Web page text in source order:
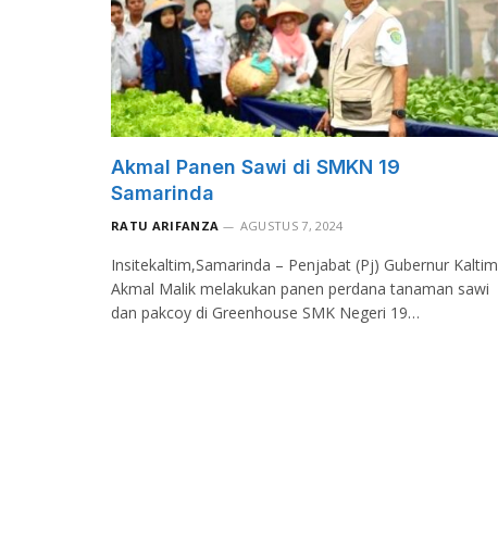
Akmal Panen Sawi di SMKN 19
Samarinda
RATU ARIFANZA AGUSTUS 7, 2024
Insitekaltim,Samarinda – Penjabat (Pj) Gubernur Kaltim
Akmal Malik melakukan panen perdana tanaman sawi
dan pakcoy di Greenhouse SMK Negeri 19…